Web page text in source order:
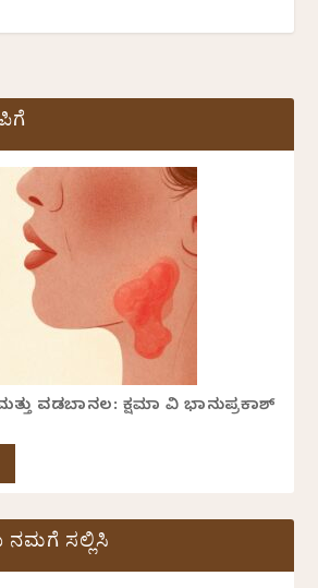
ಮತ್ತು ವಡಬಾನಲ: ಕ್ಷಮಾ ವಿ ಭಾನುಪ್ರಕಾಶ್
ನಮಗೆ ಸಲ್ಲಿಸಿ